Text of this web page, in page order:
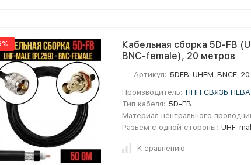
Кабельная сборка 5D-FB
BNC-female), 20 метров
Артикул: 5DFB-UHFM-BNCF-20
Производитель: НПП СВЯЗЬ НЕВА
Тип кабеля: 5D-FB
Материал центрального
Разъём с одной стороны: UHF-
К сравнению